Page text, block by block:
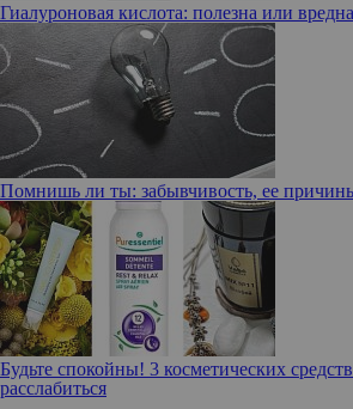
Гиалуроновая кислота: полезна или вредна
Помнишь ли ты: забывчивость, ее
Будьте спокойны! 3 косметических
расслабиться